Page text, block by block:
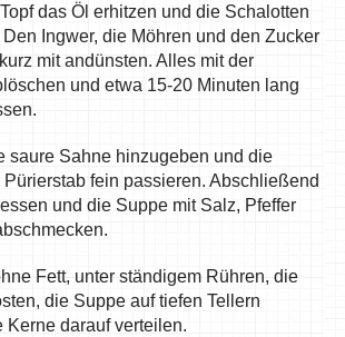
das Öl erhitzen und die Schalotten
Ingwer, die Möhren und den Zucker
mit andünsten. Alles mit der
und etwa 15-20 Minuten lang
saure Sahne hinzugeben und die
fein passieren. Abschließend
und die Suppe mit Salz, Pfeffer
Fett, unter ständigem Rühren, die
die Suppe auf tiefen Tellern
Kerne darauf verteilen.